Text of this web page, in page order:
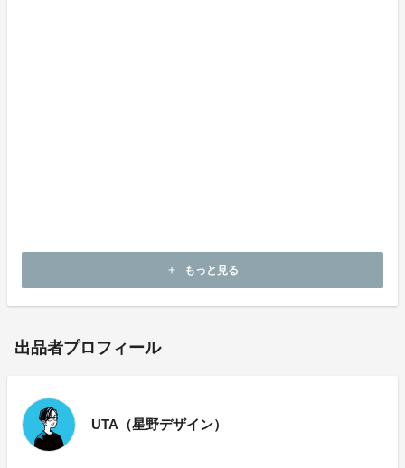
ンを後から追加することはありません。
add もっと見る
出品者プロフィール
UTA（星野デザイン）